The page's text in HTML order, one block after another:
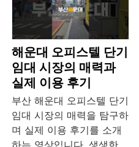
해운대 오피스텔 단기
임대 시장의 매력과
실제 이용 후기
부산 해운대 오피스텔 단기
임대 시장의 매력을 탐구하
며 실제 이용 후기를 소개